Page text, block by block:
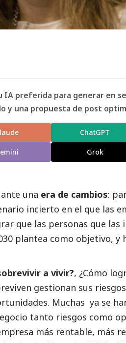
IA preferida para generar en
y una propuesta de post
ChatGPT
Grok
una era de cambios:
incierto en el que las
que las personas que las
plantea como objetivo,
a vivir?, ¿Cómo
gestionan sus
Muchas ya se
tanto riesgos como
más rentable, más